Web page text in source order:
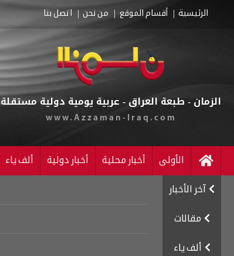
الرئيسية أقسام الموقع من نحن اتصل بنا
الزمان - طبعة العراق - عربية يومية دولية مستقلة
www.Azzaman-Iraq.com
الأولى أخبار محلية أخبار دولية ألف ياء
آخر الأخبار
مقالات
ألف ياء